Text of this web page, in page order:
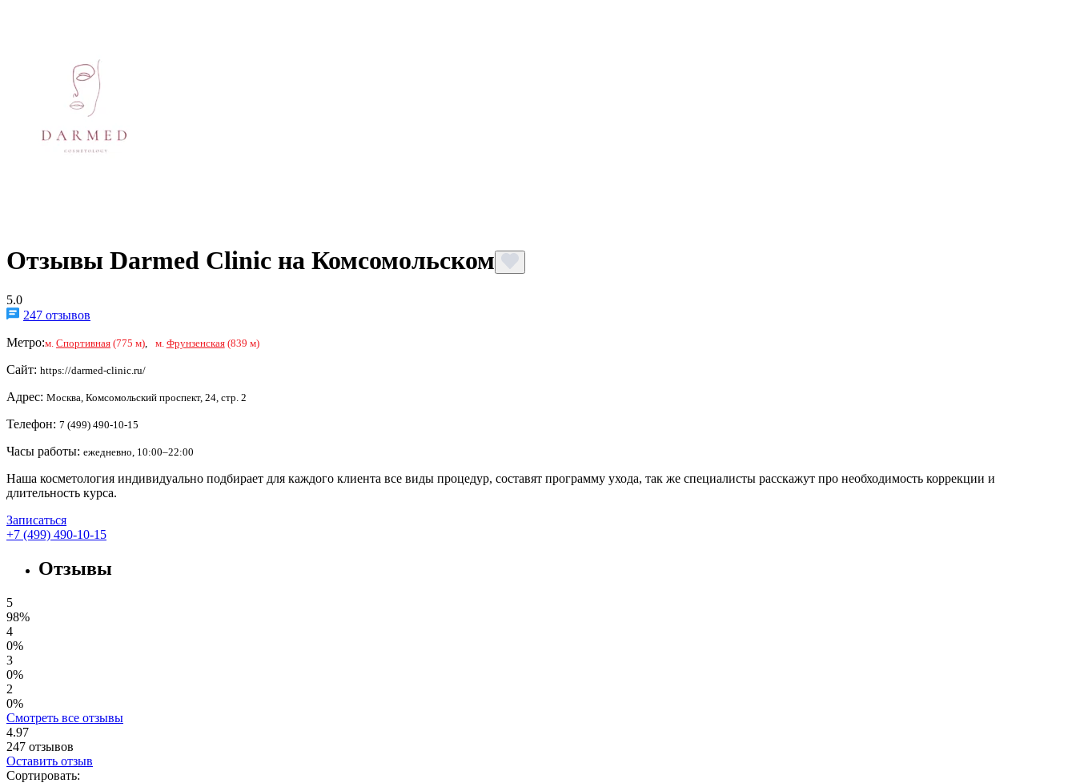
Отзывы Darmed Clinic на Комсомольском
5.0
247 отзывов
Метро:м. Спортивная (775 м) м. Фрунзенская(839 м)
Сайт: https://darmed-clinic.ru/
Адрес: Москва, Комсомольский проспект, 24, стр. 2
Телефон: 7 (499) 490-10-15
Часы работы: ежедневно, 10:00–22:00
Наша косметология индивидуально подбирает для каждого клиента все виды процедур, составят программу ухода, так же специалисты расскажут про необходимость коррекции и
длительность курса.
Записаться
+7 (499) 490-10-15
Отзывы
5
98%
4
0%
3
0%
2
0%
Смотреть все отзывы
4.97
247 отзывов
Оставить отзыв
Сортировать: